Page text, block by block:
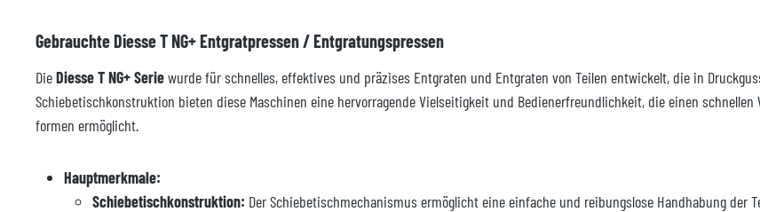
Gebrauchte Diesse T NG+ Entgratpressen / Entgratungspressen
DieDiesse T NG+ Seriewurde für schnelles, effektives und präzises Entgraten und Entgraten von Teilen entwickelt, die in
Schiebetischkonstruktion bieten diese Maschinen eine hervorragende Vielseitigkeit und Bedienerfreundlichkeit, die einen
formen ermöglicht.
Hauptmerkmale:
Schiebetischkonstruktion: Der Schiebetischmechanismus ermöglicht eine einfache und reibungslose Handhabung der